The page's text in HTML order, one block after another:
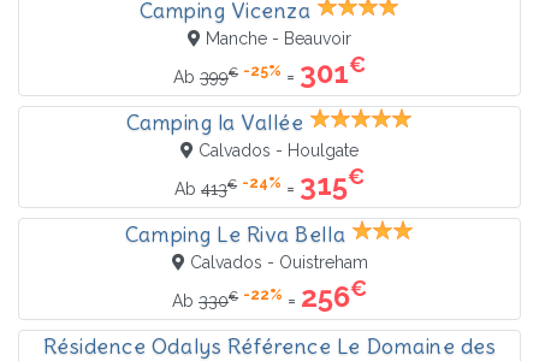
Camping Vicenza
Manche - Beauvoir
Ab 399€ -25% = 301€
Camping la Vallée
Calvados - Houlgate
Ab 413€ -24% = 315€
Camping Le Riva Bella
Calvados - Ouistreham
Ab 330€ -22% = 256€
Résidence Odalys Référence Le Domaine des